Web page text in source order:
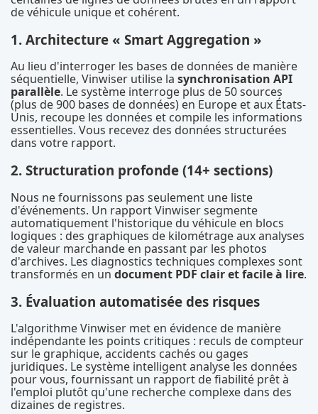
de véhicule unique et cohérent.
1. Architecture « Smart Aggregation »
Au lieu d'interroger les bases de données de manière
séquentielle, Vinwiser utilise la synchronisation API
parallèle. Le système interroge plus de 50 sources
(plus de 900 bases de données) en Europe et aux États-
Unis, recoupe les données et compile les informations
essentielles. Vous recevez des données structurées
dans votre rapport.
2. Structuration profonde (14+ sections)
Nous ne fournissons pas seulement une liste
d'événements. Un rapport Vinwiser segmente
automatiquement l'historique du véhicule en blocs
logiques : des graphiques de kilométrage aux analyses
de valeur marchande en passant par les photos
d'archives. Les diagnostics techniques complexes sont
transformés en un document PDF clair et facile à lire.
3. Évaluation automatisée des risques
L'algorithme Vinwiser met en évidence de manière
indépendante les points critiques : reculs de compteur
sur le graphique, accidents cachés ou gages
juridiques. Le système intelligent analyse les données
pour vous, fournissant un rapport de fiabilité prêt à
l'emploi plutôt qu'une recherche complexe dans des
dizaines de registres.